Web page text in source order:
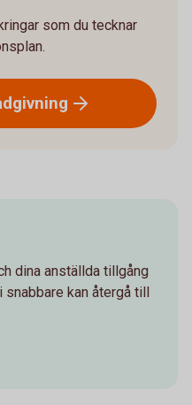
som du tecknar
dina anställda tillgång
kan återgå till